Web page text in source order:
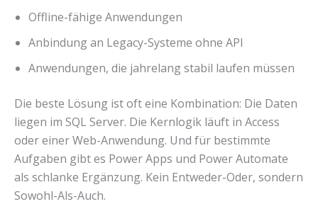
Offline-fähige Anwendungen
Anbindung an Legacy-Systeme ohne API
Anwendungen, die jahrelang stabil laufen müssen
Die beste Lösung ist oft eine Kombination: Die Daten
liegen im SQL Server. Die Kernlogik läuft in Access
oder einer Web-Anwendung. Und für bestimmte
Aufgaben gibt es Power Apps und Power Automate
als schlanke Ergänzung. Kein Entweder-Oder, sondern
Sowohl-Als-Auch.